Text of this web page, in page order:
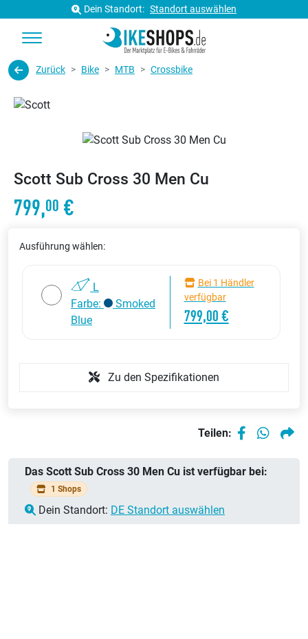
Dein Standort: Standort auswählen
Zurück Bike MTB Crossbike
Scott Sub Cross 30 Men Cu
799,00 €
Ausführung wählen:
L
Farbe:
Smoked
Blue
Bei 1 Händler
verfügbar
799,00 €
Zu den Spezifikationen
Teilen:
Das Scott Sub Cross 30 Men Cu ist verfügbar bei:
1 Shops
Dein Standort: DE Standort auswählen